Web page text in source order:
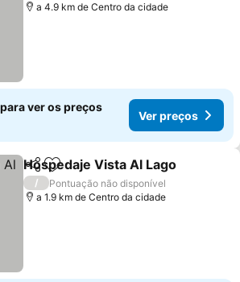
a 4.9 km de Centro da cidade
ver os preços
Ver preços
PartilharAdicionar aos favoritos
Hospedaje Vista Al Lago
/
Pontuação não disponível
a 1.9 km de Centro da cidade